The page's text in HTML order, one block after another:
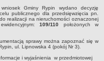
Gminy Rypin wydano decyzję
publicznego dla przedsięwzięcia pn.
realizacji na nieruchomości oznaczonej
109/110 położonych w
sprawy można zapoznać się w
ul. Lipnowska 4 (pokój Nr 3).
i wyjaśnienia w przedmiotowej